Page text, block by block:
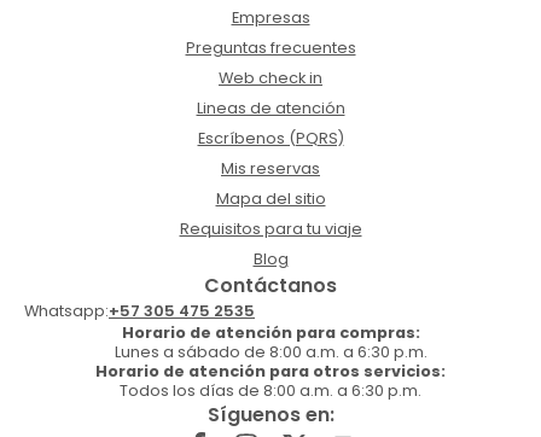
Empresas
Preguntas frecuentes
Web check in
Lineas de atención
Escríbenos (PQRS)
Mis reservas
Mapa del sitio
Requisitos para tu viaje
Blog
Contáctanos
Whatsapp:+57 305 475 2535
Horario de atención para compras:
Lunes a sábado de 8:00 a.m. a 6:30 p.m.
Horario de atención para otros servicios:
Todos los días de 8:00 a.m. a 6:30 p.m.
Síguenos en: